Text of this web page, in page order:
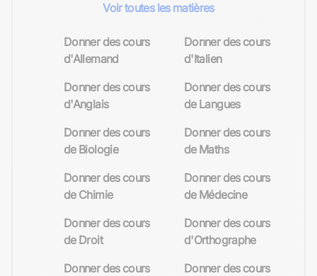
Voir toutes les matières
Donner des cours
d'Allemand
Donner des cours
d'Anglais
Donner des cours
de Biologie
Donner des cours
de Chimie
Donner des cours
de Droit
Donner des cours
Donner des cours
d'Italien
Donner des cours
de Langues
Donner des cours
de Maths
Donner des cours
de Médecine
Donner des cours
d'Orthographe
Donner des cours